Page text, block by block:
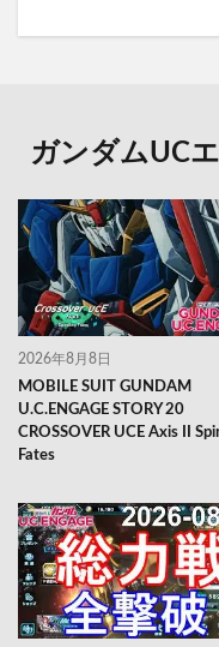
ガンダムUC
2026年8月8日
MOBILE SUIT GUNDAM
U.C.ENGAGE STORY 20
CROSSOVER UCE Axis II
Fates